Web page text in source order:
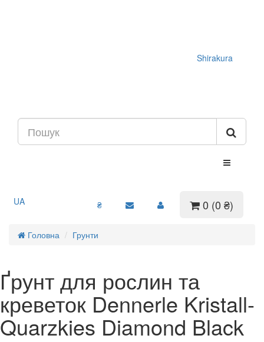
Shirakura
UA ₴ 0 (0 ₴)
Головна Грунти
Ґрунт для рослин та
креветок Dennerle Kristall-
Quarzkies Diamond Black